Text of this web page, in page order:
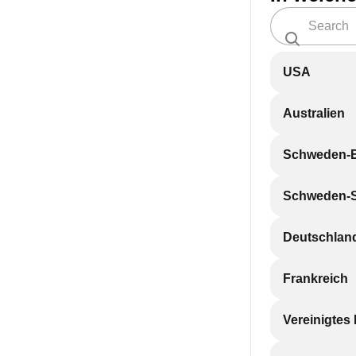
USA
Australien
Schweden-
Schweden-
Frankreich
Vereinigtes